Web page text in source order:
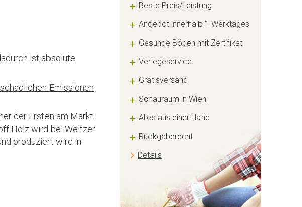
ist absolute
Emissionen
der Ersten am Markt
Holz wird bei Weitzer
produziert wird in
Beste Preis/Leistung
Angebot innerhalb 1 Werktages
Gesunde Böden mit Zertifikat
Verlegeservice
Gratisversand
Schauraum in Wien
Alles aus einer Hand
Rückgaberecht
Details